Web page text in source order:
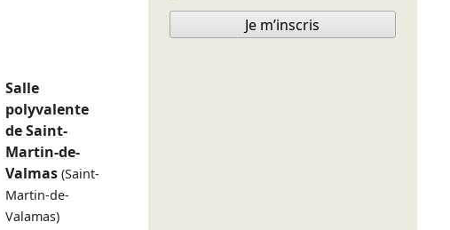
Salle
polyvalente
de Saint-
Martin-de-
Valmas (Saint-
Martin-de-
Valamas)
Je m’inscris